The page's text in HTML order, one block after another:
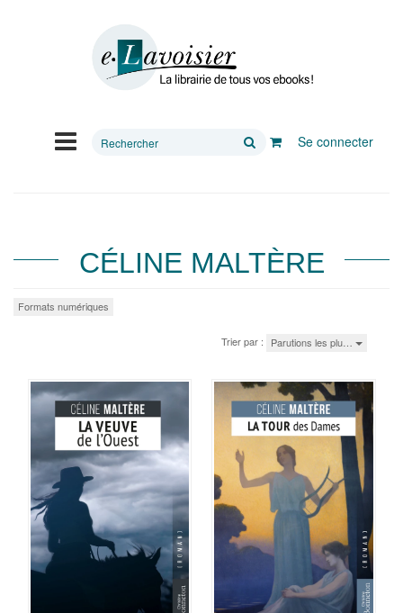
Rechercher
Se connecter
CÉLINE MALTÈRE
Formats numériques
Trier par : Parutions les plu…